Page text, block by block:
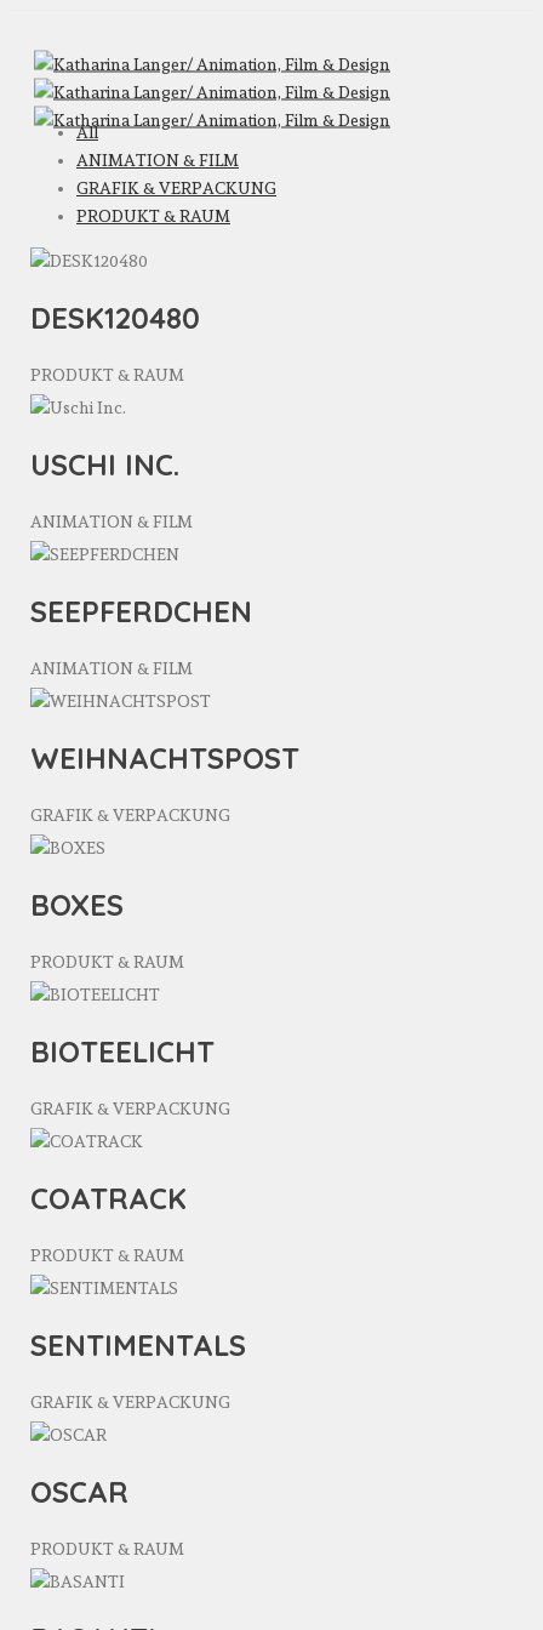
All
ANIMATION & FILM
GRAFIK & VERPACKUNG
PRODUKT & RAUM
DESK120480
PRODUKT & RAUM
USCHI INC.
ANIMATION & FILM
SEEPFERDCHEN
ANIMATION & FILM
WEIHNACHTSPOST
GRAFIK & VERPACKUNG
BOXES
PRODUKT & RAUM
BIOTEELICHT
GRAFIK & VERPACKUNG
COATRACK
PRODUKT & RAUM
SENTIMENTALS
GRAFIK & VERPACKUNG
OSCAR
PRODUKT & RAUM